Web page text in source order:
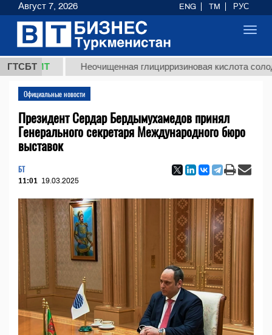
ГТСБТ Неочищенная глицирризиновая кислота
Официальные новости
Президент Сердар Бердымухамедов принял
Генерального секретаря Международного бюро
выставок
БТ
11:01 19.03.2025
Август 7, 2026 ENG TM РУС